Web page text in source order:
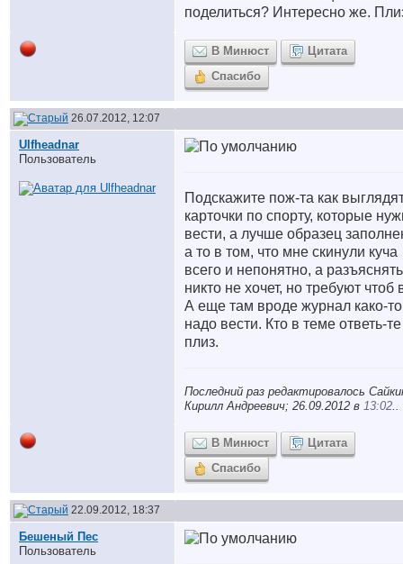
поделиться? Интересно же.
В Минюст
Цитата
Спасибо
26.07.2012, 12:07
Ulfheadnar
Пользователь
Подскажите пож-та как
карточки по спорту, которые
вести, а лучше образец
а то в том, что мне скинули куча
всего и непонятно, а разъяснять
никто не хочет, но требуют чтоб
А еще там вроде журнал како-то
надо вести. Кто в теме ответь-те
плиз.
Последний раз редактировалось
Кирилл Андреевич; 26.09.2012 в 13:02..
В Минюст
Цитата
Спасибо
22.09.2012, 18:37
Бешеный Пес
Пользователь